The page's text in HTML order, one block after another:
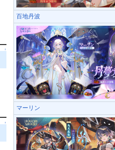
↑
↑
百地丹波
マーリン